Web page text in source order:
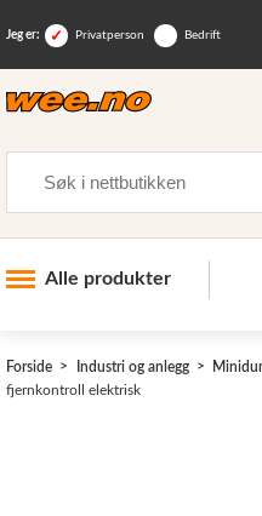
Jeg er: Privatperson Bedrift
Alle produkter
Skogsutstyr
Forside Industri og anlegg
fjernkontroll elektrisk